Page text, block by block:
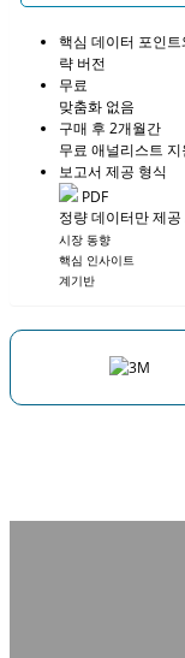
핵심 데이터 포인
략 버전
무료
맞춤화 없음
구매 후 2개월간
무료 애널리스트 지
보고서 제공 형식
PDF
정량 데이터만 제공
시장 동향
핵심 인사이트
계기반